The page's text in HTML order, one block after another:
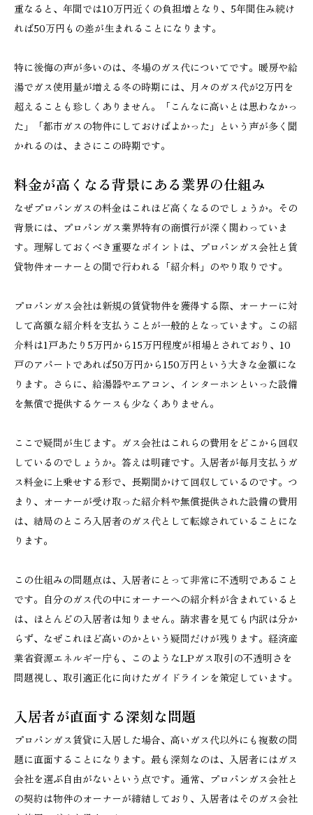
重なると、年間では10万円近くの負担増となり、5年間住み続け
れば50万円もの差が生まれることになります。
特に後悔の声が多いのは、冬場のガス代についてです。暖房や給
湯でガス使用量が増える冬の時期には、月々のガス代が2万円を
超えることも珍しくありません。「こんなに高いとは思わなかっ
た」「都市ガスの物件にしておけばよかった」という声が多く聞
かれるのは、まさにこの時期です。
料金が高くなる背景にある業界の仕組み
なぜプロパンガスの料金はこれほど高くなるのでしょうか。その
背景には、プロパンガス業界特有の商慣行が深く関わっていま
す。理解しておくべき重要なポイントは、プロパンガス会社と賃
貸物件オーナーとの間で行われる「紹介料」のやり取りです。
プロパンガス会社は新規の賃貸物件を獲得する際、オーナーに対
して高額な紹介料を支払うことが一般的となっています。この紹
介料は1戸あたり5万円から15万円程度が相場とされており、10
戸のアパートであれば50万円から150万円という大きな金額にな
ります。さらに、給湯器やエアコン、インターホンといった設備
を無償で提供するケースも少なくありません。
ここで疑問が生じます。ガス会社はこれらの費用をどこから回収
しているのでしょうか。答えは明確です。入居者が毎月支払うガ
ス料金に上乗せする形で、長期間かけて回収しているのです。つ
まり、オーナーが受け取った紹介料や無償提供された設備の費用
は、結局のところ入居者のガス代として転嫁されていることにな
ります。
この仕組みの問題点は、入居者にとって非常に不透明であること
です。自分のガス代の中にオーナーへの紹介料が含まれていると
は、ほとんどの入居者は知りません。請求書を見ても内訳は分か
らず、なぜこれほど高いのかという疑問だけが残ります。経済産
業省資源エネルギー庁も、このようなLPガス取引の不透明さを
問題視し、取引適正化に向けたガイドラインを策定しています。
入居者が直面する深刻な問題
プロパンガス賃貸に入居した場合、高いガス代以外にも複数の問
題に直面することになります。最も深刻なのは、入居者にはガス
会社を選ぶ自由がないという点です。通常、プロパンガス会社と
の契約は物件のオーナーが締結しており、入居者はそのガス会社